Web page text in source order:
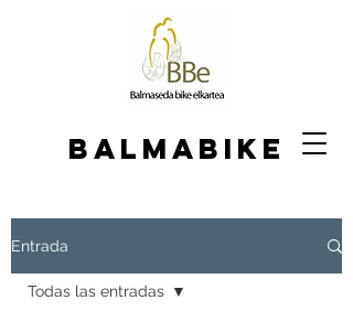
BALMABIKE
Entrada
Todas las entradas